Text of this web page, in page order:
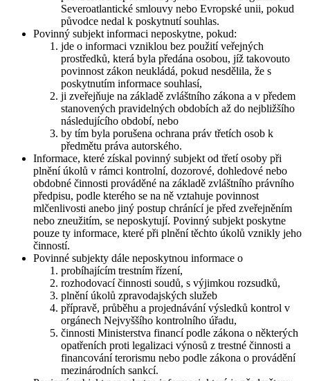
Severoatlantické smlouvy nebo Evropské unii, pokud
původce nedal k poskytnutí souhlas.
Povinný subjekt informaci neposkytne, pokud:
jde o informaci vzniklou bez použití veřejných
prostředků, která byla předána osobou, jíž takovouto
povinnost zákon neukládá, pokud nesdělila, že s
poskytnutím informace souhlasí,
ji zveřejňuje na základě zvláštního zákona a v předem
stanovených pravidelných obdobích až do nejbližšího
následujícího období, nebo
by tím byla porušena ochrana práv třetích osob k
předmětu práva autorského.
Informace, které získal povinný subjekt od třetí osoby při
plnění úkolů v rámci kontrolní, dozorové, dohledové nebo
obdobné činnosti prováděné na základě zvláštního právního
předpisu, podle kterého se na ně vztahuje povinnost
mlčenlivosti anebo jiný postup chránící je před zveřejněním
nebo zneužitím, se neposkytují. Povinný subjekt poskytne
pouze ty informace, které při plnění těchto úkolů vznikly jeho
činností.
Povinné subjekty dále neposkytnou informace o
probíhajícím trestním řízení,
rozhodovací činnosti soudů, s výjimkou rozsudků,
plnění úkolů zpravodajských služeb
přípravě, průběhu a projednávání výsledků kontrol v
orgánech Nejvyššího kontrolního úřadu,
činnosti Ministerstva financí podle zákona o některých
opatřeních proti legalizaci výnosů z trestné činnosti a
financování terorismu nebo podle zákona o provádění
mezinárodních sankcí.